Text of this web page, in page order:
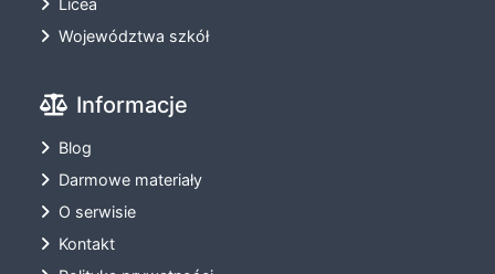
Licea
Województwa szkół
Informacje
Blog
Darmowe materiały
O serwisie
Kontakt